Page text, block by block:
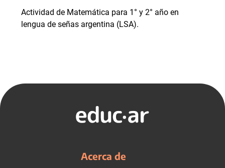
Actividad de Matemática para 1° y 2° año en
lengua de señas argentina (LSA).
Acerca de